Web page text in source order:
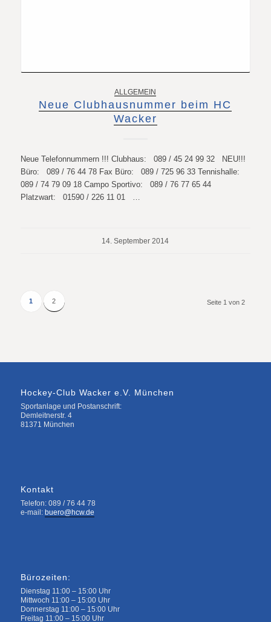
ALLGEMEIN
Neue Clubhausnummer beim HC
Wacker
Neue Telefonnummern !!! Clubhaus: 089 / 45 24 99 32 NEU!!!
Büro: 089 / 76 44 78 Fax Büro: 089 / 725 96 33 Tennishalle:
089 / 74 79 09 18 Campo Sportivo: 089 / 76 77 65 44
Platzwart: 01590 / 226 11 01 …
14. September 2014
Seite 1 von 2
1 2
Hockey-Club Wacker e.V. München
Sportanlage und Postanschrift:
Demleitnerstr. 4
81371 München
Kontakt
Telefon: 089 / 76 44 78
e-mail: buero@hcw.de
Bürozeiten:
Dienstag 11:00 – 15:00 Uhr
Mittwoch 11:00 – 15:00 Uhr
Donnerstag 11:00 – 15:00 Uhr
Freitag 11:00 – 15:00 Uhr